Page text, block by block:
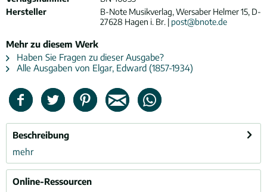
Hersteller
B-Note Musikverlag, Wersaber Helmer 15, D-
27628 Hagen i. Br. | post@bnote.de
Mehr zu diesem Werk
Haben Sie Fragen zu dieser Ausgabe?
Alle Ausgaben von Elgar, Edward (1857-1934)
Beschreibung
mehr
Online-Ressourcen